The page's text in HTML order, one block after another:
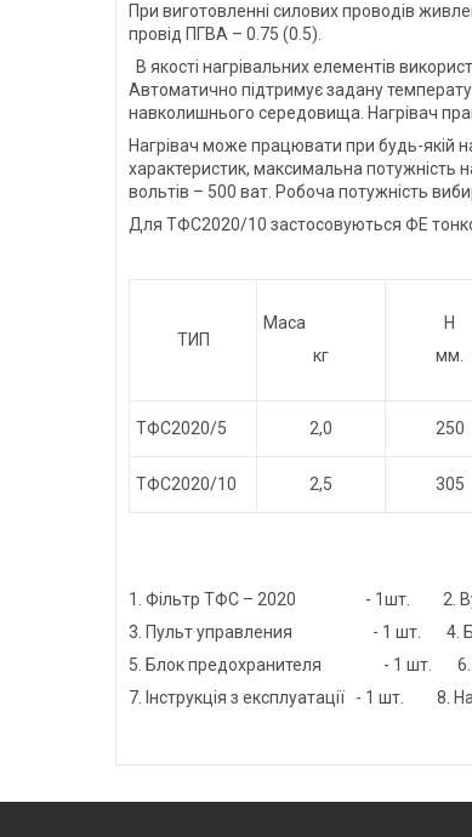
При виготовленні силових проводів
провід ПГВА – 0.75 (0.5).
В якості нагрівальних елементів
Автоматично підтримує задану
навколишнього середовища. Нагрівач
Нагрівач може працювати при будь-якій
характеристик, максимальна потужність
вольтів – 500 ват. Робоча потужність
Для ТФС2020/10 застосовуються ФЕ
ТИП
Маса
кг
Н
мм.
ТФС2020/5 2,0 250
ТФС2020/10 2,5 305
1. Фільтр ТФС – 2020 - 1шт. 2.
3. Пульт управления - 1 шт. 4.
5. Блок предохранителя - 1 шт. 6.
7. Інструкція з експлуатації - 1 шт.